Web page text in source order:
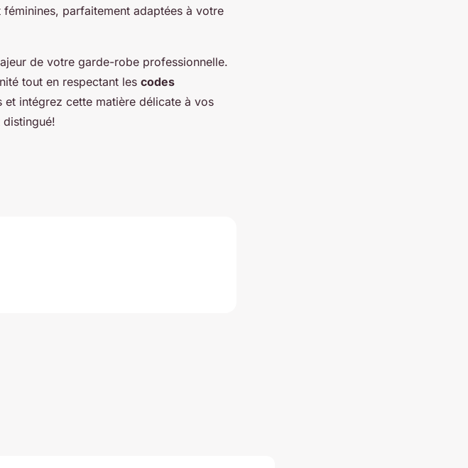
parfaitement adaptées à votre
de votre garde-robe professionnelle.
tout en respectant les codes
intégrez cette matière délicate à vos
distingué!